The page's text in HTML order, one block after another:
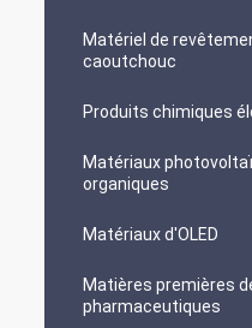
Matériel de
caoutchouc
Produits chimiques
Matériaux
organiques
Matériaux d'OLED
Matières premières
pharmaceutiques